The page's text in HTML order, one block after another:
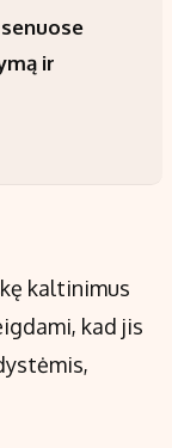
ir
kaltinimus
kad jis